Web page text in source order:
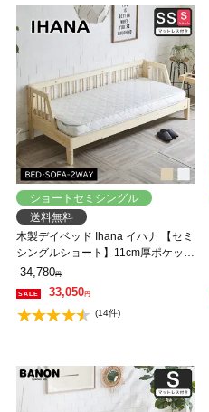
ショートセミシングル
送料無料
木製デイベッド Ihana イハナ 【セミ
シングルショート】11cm厚ポケット
コイルマットレスセット すのこベッ
ド ベンチソファ ソファベッド 【大
型家具配送】
34,780円
33,050円
(14件)